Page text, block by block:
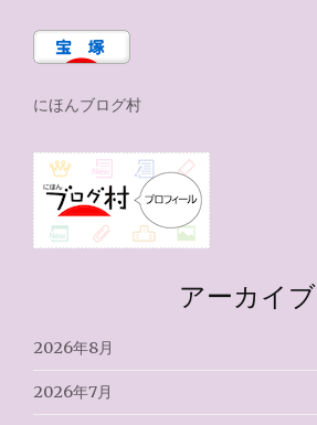
にほんブログ村
アーカイブ
2026年8月
2026年7月